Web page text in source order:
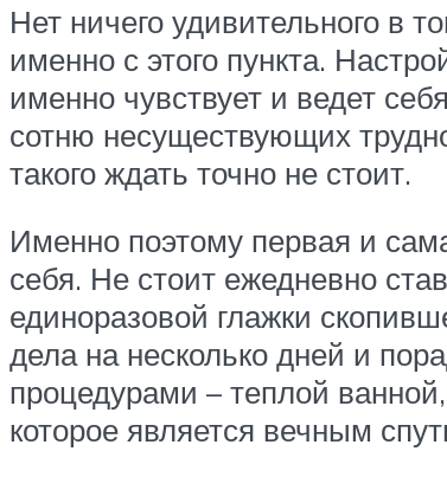
Нет ничего удивительного в
именно с этого пункта.
именно чувствует и ведет
сотню несуществующих
такого ждать точно не стоит.
Именно поэтому первая и
себя. Не стоит ежедневно
единоразовой глажки
дела на несколько дней и
процедурами – теплой
которое является вечным